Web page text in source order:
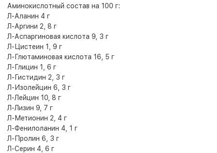
Аминокислотный состав на 100 г:
Л-Аланин 4 г
Л-Аргини 2, 8 г
Л-Аспаргиновая кислота 9, 3 г
Л-Цистеин 1, 9 г
Л-Глютаминовая кислота 16, 5 г
Л-Глицин 1, 6 г
Л-Гистидин 2, 3 г
Л-Изолейцин 6, 3 г
Л-Лейцин 10, 8 г
Л-Лизин 9, 7 г
Л-Метионин 2, 4 г
Л-Фенилоланин 4, 1 г
Л-Пролин 6, 3 г
Л-Серин 4, 6 г